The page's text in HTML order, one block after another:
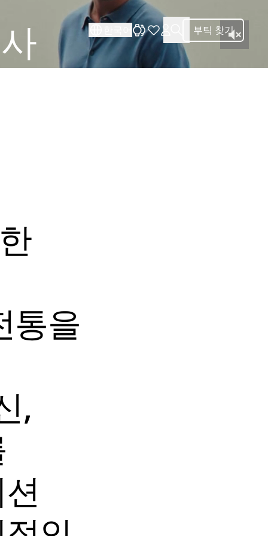
부틱 찾기
통을
,